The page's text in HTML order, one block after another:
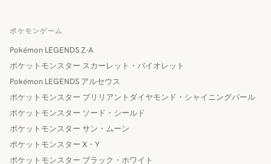
ポケモンゲーム
Pokémon LEGENDS Z-A
ポケットモンスター スカーレット・バイオレット
Pokémon LEGENDS アルセウス
ポケットモンスター ブリリアントダイヤモンド・シャイニングパール
ポケットモンスター ソード・シールド
ポケットモンスター サン・ムーン
ポケットモンスター X・Y
ポケットモンスター ブラック・ホワイト